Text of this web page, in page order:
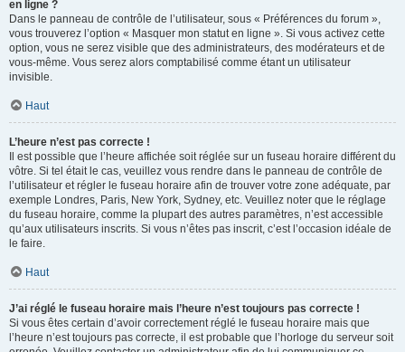
en ligne ?
Dans le panneau de contrôle de l’utilisateur, sous « Préférences du forum »,
vous trouverez l’option « Masquer mon statut en ligne ». Si vous activez cette
option, vous ne serez visible que des administrateurs, des modérateurs et de
vous-même. Vous serez alors comptabilisé comme étant un utilisateur
invisible.
Haut
L’heure n’est pas correcte !
Il est possible que l’heure affichée soit réglée sur un fuseau horaire différent du
vôtre. Si tel était le cas, veuillez vous rendre dans le panneau de contrôle de
l’utilisateur et régler le fuseau horaire afin de trouver votre zone adéquate, par
exemple Londres, Paris, New York, Sydney, etc. Veuillez noter que le réglage
du fuseau horaire, comme la plupart des autres paramètres, n’est accessible
qu’aux utilisateurs inscrits. Si vous n’êtes pas inscrit, c’est l’occasion idéale de
le faire.
Haut
J’ai réglé le fuseau horaire mais l’heure n’est toujours pas correcte !
Si vous êtes certain d’avoir correctement réglé le fuseau horaire mais que
l’heure n’est toujours pas correcte, il est probable que l’horloge du serveur soit